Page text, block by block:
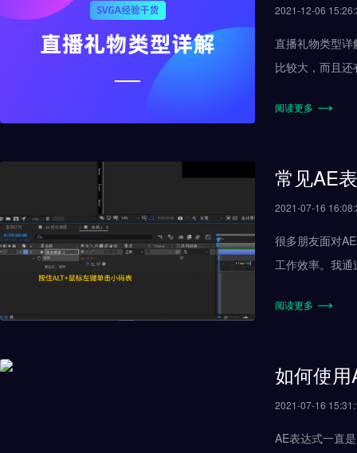
2021-12-06
直播礼物类型详解 支持平台Android, iOS, web 性能对比 GIF逐渐被舍弃。我们一般不推荐使用gif格式，同样的特效gif文
阅读更多
常见AE
2021-07-16
很多朋友面对
工作效率。我通
阅读更多
如何使
2021-07-16
AE表达式一直